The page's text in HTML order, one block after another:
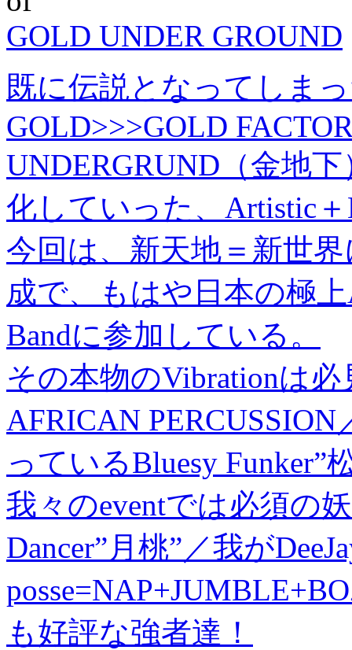
GOLD UNDER GROUND
既に伝説となってしま
GOLD>>>GOLD
UNDERGRUND（金地
化していった、Artistic＋
今回は、新天地＝新世
成で、もはや日本の極
Bandに参加している。
その本物のVibrationは必
AFRICAN
っているBluesy
我々のeventでは必須の
Dancer”月桃”／我が
も好評な強者達！